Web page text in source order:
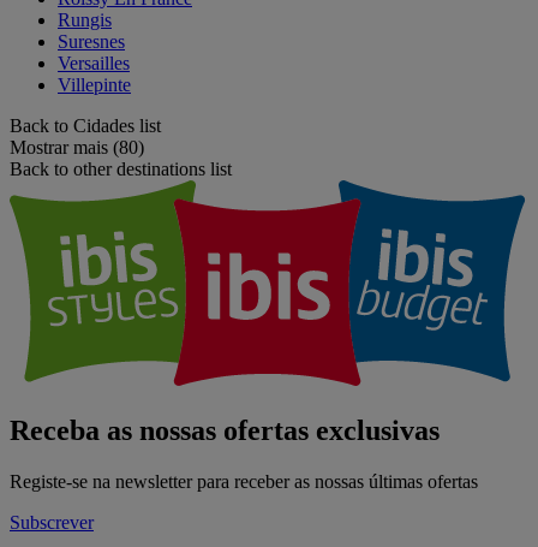
Rungis
Suresnes
Versailles
Villepinte
Back to Cidades list
Mostrar mais (80)
Back to other destinations list
Receba as nossas ofertas exclusivas
Registe-se na newsletter para receber as nossas últimas ofertas
Subscrever